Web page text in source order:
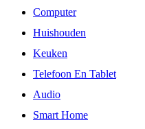
Computer
Huishouden
Keuken
Telefoon En Tablet
Audio
Smart Home